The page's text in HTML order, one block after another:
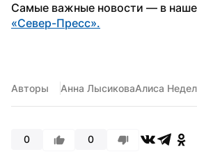
«Север-Пресс».
Авторы Анна ЛысиковаАлиса
0 0